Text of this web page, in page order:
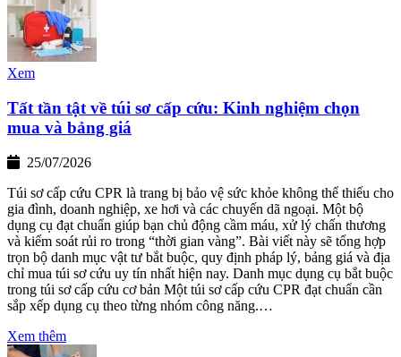
Xem
Tất tần tật về túi sơ cấp cứu: Kinh nghiệm chọn
mua và bảng giá
25/07/2026
Túi sơ cấp cứu CPR là trang bị bảo vệ sức khỏe không thể thiếu cho
gia đình, doanh nghiệp, xe hơi và các chuyến dã ngoại. Một bộ
dụng cụ đạt chuẩn giúp bạn chủ động cầm máu, xử lý chấn thương
và kiểm soát rủi ro trong “thời gian vàng”. Bài viết này sẽ tổng hợp
trọn bộ danh mục vật tư bắt buộc, quy định pháp lý, bảng giá và địa
chỉ mua túi sơ cứu uy tín nhất hiện nay. Danh mục dụng cụ bắt buộc
trong túi sơ cấp cứu cơ bản Một túi sơ cấp cứu CPR đạt chuẩn cần
sắp xếp dụng cụ theo từng nhóm công năng.…
Xem thêm